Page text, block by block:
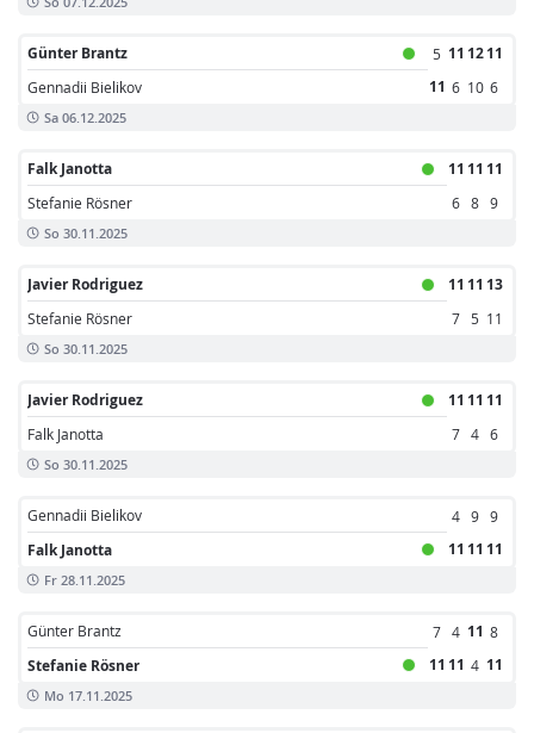
Günter Brantz
Gennadii Bielikov
5
11
11
6
12
10
11
6
Sa 06.12.2025
Falk Janotta
Stefanie Rösner
11
6
11
8
11
9
So 30.11.2025
Javier Rodriguez
Stefanie Rösner
11
7
11
5
13
11
So 30.11.2025
Javier Rodriguez
Falk Janotta
11
7
11
4
11
6
So 30.11.2025
Gennadii Bielikov
Falk Janotta
4
11
9
11
9
11
Fr 28.11.2025
Günter Brantz
Stefanie Rösner
7
11
4
11
11
4
8
11
Mo 17.11.2025